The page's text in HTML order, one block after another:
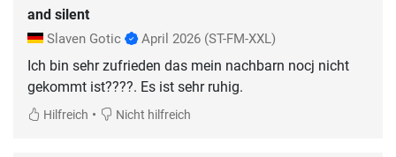
and silent
Slaven Gotic April 2026 (ST-FM-XXL)
Ich bin sehr zufrieden das mein nachbarn nocj nicht
gekommt ist????. Es ist sehr ruhig.
Hilfreich • Nicht hilfreich